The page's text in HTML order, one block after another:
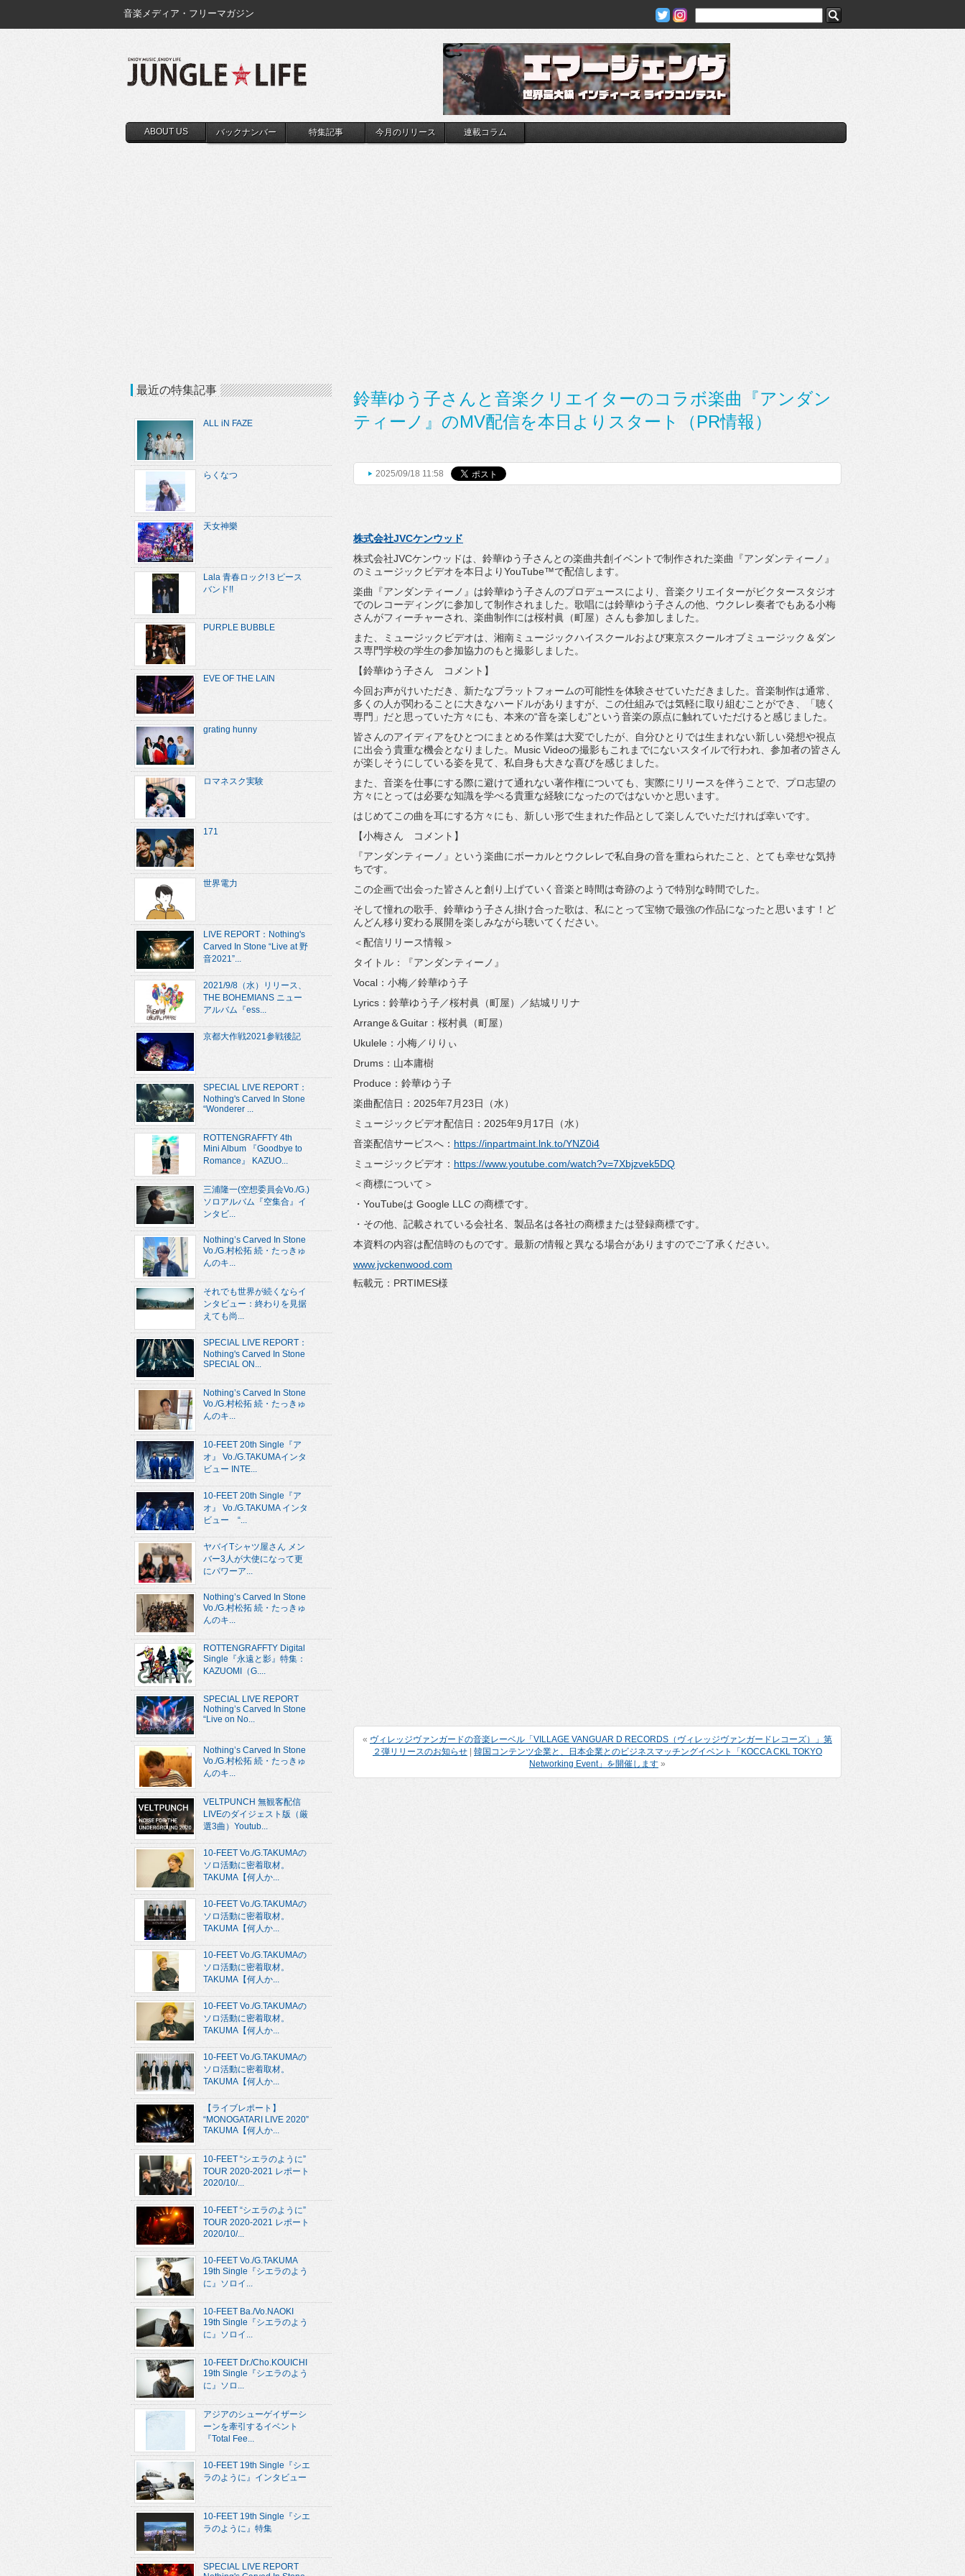
音楽メディア・フリーマガジン
ABOUT US バックナンバー 特集記事 今月のリリース 連載コラム
鈴華ゆう子さんと音楽クリエイターのコラボ楽曲『アンダン
ティーノ』のMV配信を本日よりスタート（PR情報）
2025/09/18 11:58
株式会社JVCケンウッド
株式会社JVCケンウッドは、 鈴華ゆう子さんとの楽曲共創イベントで制作された楽曲『アンダンティーノ』
のミュージックビデオを本日よりYouTube™で配信します。
楽曲『アンダンティーノ』 は鈴華ゆう子さんのプロデュースにより、 音楽クリエイターがビクタースタジオ
でのレコーディングに参加して制作されました。歌唱には鈴華ゆう子さんの他、 ウクレレ奏者でもある小梅
さんがフィーチャーされ、 楽曲制作には桜村眞（町屋）さんも参加しました。
また、ミュージックビデオは、 湘南ミュージックハイスクールおよび東京スクールオブミュージック＆ダン
ス専門学校の学生の参加協力のもと撮影しました。
【鈴華ゆう子さん コメント】
今回お声がけいただき、 新たなプラットフォームの可能性を体験させていただきました。 音楽制作は通常、
多くの人が関わることに大きなハードルがありますが、
この仕組みでは気軽に取り組むことができ、「聴く
専門」 だと思っていた方々にも、本来の“音を楽しむ”という音楽の原点に触れていただけると感じました。
皆さんのアイディアをひとつにまとめる作業は大変でしたが、
自分ひとりでは生まれない新しい発想や視点
に出会う貴重な機会と なりました。Music Videoの撮影もこれまでにないスタイルで行われ、 参加者の皆さん
が楽しそうにしている姿を見て、 私自身も大きな喜びを感じました。
また、音楽を仕事にする際に避けて通れない著作権についても、 実際にリリースを伴うことで、 プロ志望の
方々にとっては必要な知識を学べる貴重な経験になったのではないかと思います。
はじめてこの曲を耳にする方々にも、 新しい形で生まれた作品として楽しんでいただければ幸いです。
【小梅さん コメント】
『アンダンティーノ』
という楽曲にボーカルとウクレレで私自身の音を重ねられたこと、
とても幸せな気持
ちです。
この企画で出会った皆さんと創り上げていく音楽と時間は奇跡のよ うで特別な時間でした。
そして憧れの歌手、鈴華ゆう子さん掛け合った歌は、 私にとって宝物で最強の作品になったと思います！ ど
んどん移り変わる展開を楽しみながら聴いてください。
＜配信リリース情報＞
タイトル：『アンダンティーノ』
Vocal：小梅／鈴華ゆう子
Lyrics：鈴華ゆう子／桜村眞（町屋）／結城リリナ
Arrange＆Guitar：桜村眞（町屋）
Ukulele：小梅／りりぃ
Drums：山本庸樹
Produce：鈴華ゆう子
楽曲配信日：2025年7月23日（水）
ミュージックビデオ配信日：2025年9月17日（水）
音楽配信サービスへ： https://inpartmaint. lnk.to/YNZ0i4
ミュージックビデオ： https://www.youtube. com/watch?v=7Xbjzvek5DQ
＜商標について＞
・YouTubeは Google LLC の商標です。
・その他、記載されている会社名、 製品名は各社の商標または登録商標です。
本資料の内容は配信時のものです。 最新の情報と異なる場合がありますのでご了承ください。
www.jvckenwood.com
転載元：PRTIMES様
« ヴィレッジヴァンガードの音楽レーベル「VILLAGE VANGUAR D RECORDS（ヴィレッジヴァンガードレコーズ）」第
２弾リリースのお知らせ
韓国コンテンツ企業と、日本企業とのビジネスマッチングイベント「KOCCA CKL TOKYO
Networking Event」を開催します »
最近の特集記事
ALL iN FAZE
らくなつ
天女神樂
Lala 青春ロック!３ピース
バンド!!
PURPLE BUBBLE
EVE OF THE LAIN
grating hunny
ロマネスク実験
171
世界電力
LIVE REPORT：Nothing's
Carved In Stone “Live at 野
音2021”...
2021/9/8（水）リリース、
THE BOHEMIANS ニュー
アルバム『ess...
京都大作戦2021参戦後記
SPECIAL LIVE REPORT：
Nothing's Carved In Stone
“Wonderer ...
ROTTENGRAFFTY 4th
Mini Album 『Goodbye to
Romance』 KAZUO...
三浦隆一(空想委員会Vo./G.)
ソロアルバム『空集合』イ
ンタビ...
Nothing’s Carved In Stone
Vo./G.村松拓 続・たっきゅ
んのキ...
それでも世界が続くならイ
ンタビュー：終わりを見据
えても尚...
SPECIAL LIVE REPORT：
Nothing's Carved In Stone
SPECIAL ON...
Nothing’s Carved In Stone
Vo./G.村松拓 続・たっきゅ
んのキ...
10-FEET 20th Single『ア
オ』 Vo./G.TAKUMAインタ
ビュー INTE...
10-FEET 20th Single『ア
オ』 Vo./G.TAKUMA インタ
ビュー “...
ヤバイTシャツ屋さん メン
バー3人が大使になって更
にパワーア...
Nothing’s Carved In Stone
Vo./G.村松拓 続・たっきゅ
んのキ...
ROTTENGRAFFTY Digital
Single『永遠と影』特集：
KAZUOMI（G....
SPECIAL LIVE REPORT
Nothing’s Carved In Stone
“Live on No...
Nothing’s Carved In Stone
Vo./G.村松拓 続・たっきゅ
んのキ...
VELTPUNCH 無観客配信
LIVEのダイジェスト版（厳
選3曲）Youtub...
10-FEET Vo./G.TAKUMAの
ソロ活動に密着取材。
TAKUMA【何人か...
10-FEET Vo./G.TAKUMAの
ソロ活動に密着取材。
TAKUMA【何人か...
10-FEET Vo./G.TAKUMAの
ソロ活動に密着取材。
TAKUMA【何人か...
10-FEET Vo./G.TAKUMAの
ソロ活動に密着取材。
TAKUMA【何人か...
10-FEET Vo./G.TAKUMAの
ソロ活動に密着取材。
TAKUMA【何人か...
【ライブレポート】
“MONOGATARI LIVE 2020”
TAKUMA【何人か...
10-FEET “シエラのように”
TOUR 2020-2021 レポート
2020/10/...
10-FEET “シエラのように”
TOUR 2020-2021 レポート
2020/10/...
10-FEET Vo./G.TAKUMA
19th Single『シエラのよう
に』ソロイ...
10-FEET Ba./Vo.NAOKI
19th Single『シエラのよう
に』ソロイ...
10-FEET Dr./Cho.KOUICHI
19th Single『シエラのよう
に』ソロ...
アジアのシューゲイザーシ
ーンを牽引するイベント
『Total Fee...
10-FEET 19th Single『シエ
ラのように』インタビュー
10-FEET 19th Single『シエ
ラのように』特集
SPECIAL LIVE REPORT